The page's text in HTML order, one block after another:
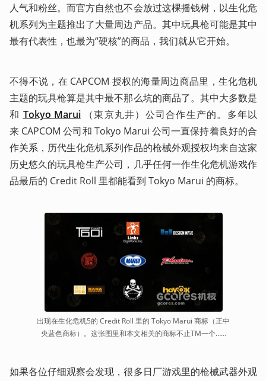
人气和粉丝。而官方自然也不会放过这棵摇钱树，以生化危
机系列为主题推出了大量周边产品。其中玩具枪可能是其中
最有代表性，也最为“硬核”的商品，我们就从它开始。
不得不说，在 CAPCOM 授权的海量周边商品里，生化危机
主题的玩具枪算是其中最不那么坑的商品了。其中大多数是
和 Tokyo Marui （東京丸井）公司合作生产的。多年以
来 CAPCOM 公司和 Tokyo Marui 公司一直保持着良好的合
作关系，历代生化危机系列作品的枪械外观授权均来自这家
历史悠久的玩具枪生产公司，几乎任何一作生化危机游戏作
品最后的 Credit Roll 里都能看到 Tokyo Marui 的商标。
出现在生化危机5的 Credit Roll 里的 Tokyo Marui 商标（正中
央蓝色商标）。这张图里和本文相关的商标不止TM一个……
如果各位仔细观察会发现，很多日厂游戏里的枪械武器外观